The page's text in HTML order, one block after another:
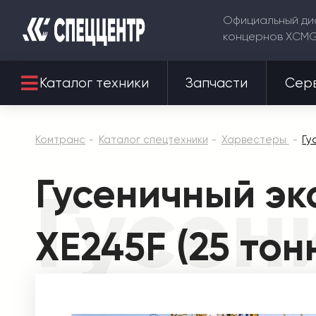
Официальный
концернов
Каталог техники Запчасти
Комтранс Каталог спецтехники Харвестеры
Гусеничный
XE245F (25